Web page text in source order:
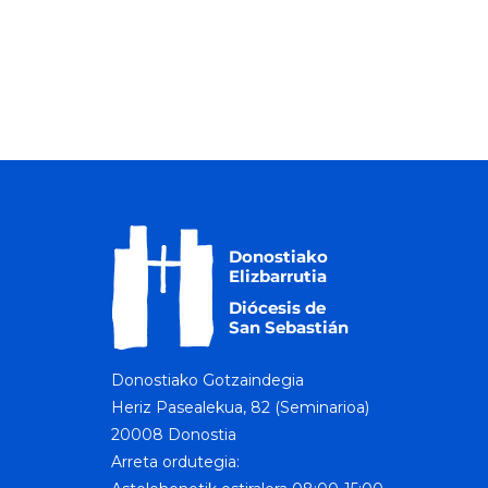
Donostiako Gotzaindegia
Heriz Pasealekua, 82 (Seminarioa)
20008 Donostia
Arreta ordutegia: